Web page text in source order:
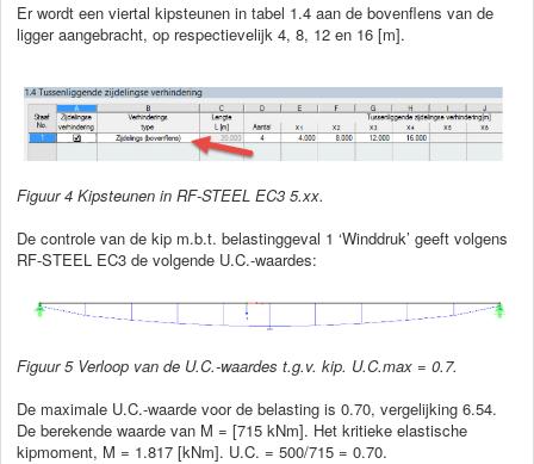
Er wordt een viertal kipsteunen in tabel 1.4 aan de bovenflens van de
ligger aangebracht, op respectievelijk 4, 8, 12 en 16 [m].
Figuur4 Kipsteunen in RF-STEEL EC3 5.xx.
De controle van de kip m.b.t. belastinggeval 1 ‘Winddruk’ geeft volgens
RF-STEEL EC3 de volgende U.C.-waardes:
Figuur5 Verloop van de U.C.-waardes t.g.v. kip. U.C.max = 0.7.
De maximale U.C.-waarde voor de belasting is 0.70, vergelijking 6.54.
De berekende waarde van M = [715 kNm]. Het kritieke elastische
kipmoment, M = 1.817 [kNm]. U.C. = 500/715 = 0.70.